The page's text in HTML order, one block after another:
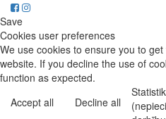
Save
Cookies user preferences
We use cookies to ensure you to
website. If you decline the use of
function as expected.
Accept all
Decline all